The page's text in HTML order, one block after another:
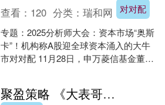
对对配
查看： 120 分类：瑞和网
专题：2025分析师大会：资本市场“奥斯
卡”！机构称A股迎全球资本涌入的大牛
市对对配 11月28日，申万菱信基金董事
聚盈策略 《大表哥》次世代版本要来了！现已通过评级！